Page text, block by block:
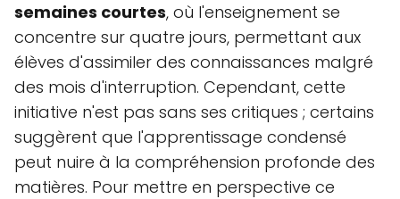
semaines courtes, où l'enseignement se
concentre sur quatre jours, permettant aux
élèves d'assimiler des connaissances malgré
des mois d'interruption. Cependant, cette
initiative n'est pas sans ses critiques ; certains
suggèrent que l'apprentissage condensé
peut nuire à la compréhension profonde des
matières. Pour mettre en perspective ce